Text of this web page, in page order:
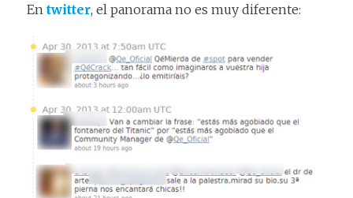
En twitter, el panorama no es muy diferente: